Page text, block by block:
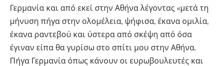
Γερμανία και από εκεί στην Αθήνα λέγοντας «μετά τη
μήνυση πήγα στην ολομέλεια, ψήφισα, έκανα ομιλία,
έκανα ραντεβού και ύστερα από σκέψη από όσα
έγιναν είπα θα γυρίσω στο σπίτι μου στην Αθήνα.
Πήγα Γερμανία όπως κάνουν οι ευρωβουλευτές και